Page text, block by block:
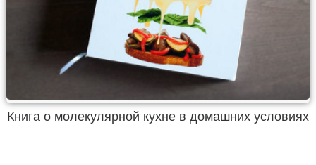
Книга о молекулярной кухне в домашних условиях